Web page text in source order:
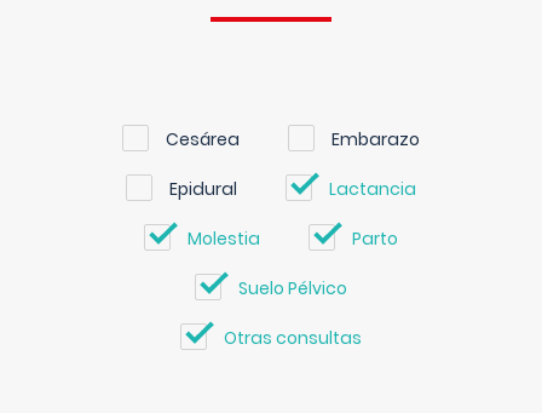
Cesárea Embarazo
Epidural Lactancia
Molestia Parto
Suelo Pélvico
Otras consultas